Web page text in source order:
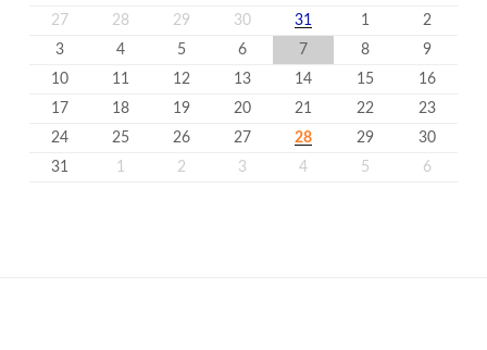
27
28 29 30 31 1
2
3
4 5 6 7 8
9
10
11 12 13 14 15
16
17
18 19 20 21 22
23
24
25 26 27 28 29
30
31
1 2 3 4 5 6